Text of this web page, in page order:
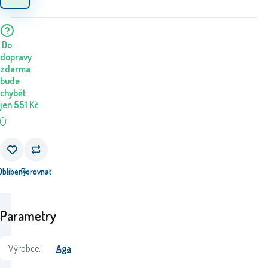
Do
dopravy
zdarma
bude
chybět
jen 551 Kč
Porovnat
Parametry
Výrobce:
Aga